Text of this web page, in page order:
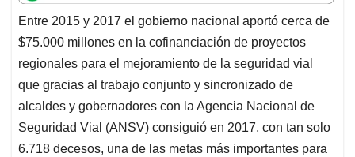
t
s
A
p
p
e
b
o
o
k
k
e
d
I
n
i
l
e
a
d
s
Entre 2015 y 2017 el gobierno nacional aportó cerca de
$75.000 millones en la cofinanciación de proyectos
regionales para el mejoramiento de la seguridad vial
que gracias al trabajo conjunto y sincronizado de
alcaldes y gobernadores con la Agencia Nacional de
Seguridad Vial (ANSV) consiguió en 2017, con tan solo
6.718 decesos, una de las metas más importantes para